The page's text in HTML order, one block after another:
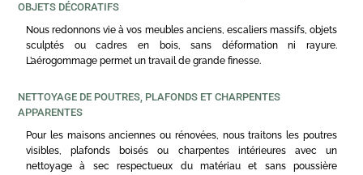
OBJETS DÉCORATIFS
Nous redonnons vie à vos meubles anciens, escaliers massifs, objets
sculptés ou cadres en bois, sans déformation ni rayure.
L’aérogommage permet un travail de grande finesse.
NETTOYAGE DE POUTRES, PLAFONDS ET CHARPENTES
APPARENTES
Pour les maisons anciennes ou rénovées, nous traitons les poutres
visibles, plafonds boisés ou charpentes intérieures avec un
nettoyage à sec respectueux du matériau et sans poussière